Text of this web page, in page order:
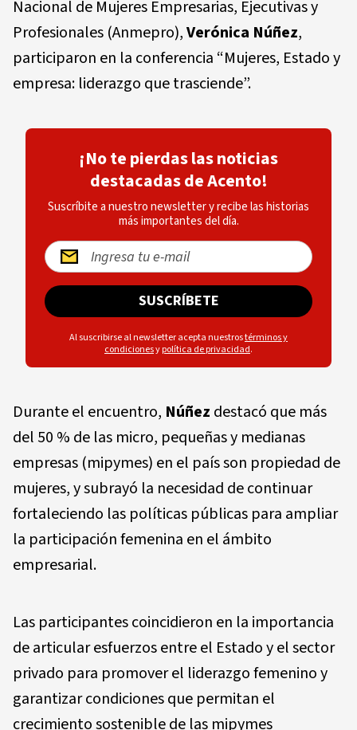
Nacional de Mujeres Empresarias, Ejecutivas y
Profesionales (Anmepro),Verónica Núñez,
participaron en la conferencia “Mujeres, Estado y
empresa: liderazgo que trasciende”.
¡No te pierdas las noticias
destacadas de Acento!
Suscríbite a nuestro newsletter y recibe las historias
más importantes del día.
SUSCRÍBETE
Al suscribirse al newsletter acepta nuestrostérminos y
condicionesypolítica de privacidad.
Durante el encuentro, Núñez destacó que más
del 50 % de las micro, pequeñas y medianas
empresas (mipymes) en el país son propiedad de
mujeres, y subrayó la necesidad de continuar
fortaleciendo las políticas públicas para ampliar
la participación femenina en el ámbito
empresarial.
Las participantes coincidieron en la importancia
de articular esfuerzos entre el Estado y el sector
privado para promover el liderazgo femenino y
garantizar condiciones que permitan el
crecimiento sostenible de las mipymes